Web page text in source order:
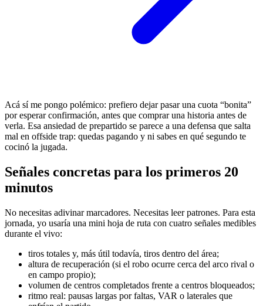
Acá sí me pongo polémico: prefiero dejar pasar una cuota “bonita”
por esperar confirmación, antes que comprar una historia antes de
verla. Esa ansiedad de prepartido se parece a una defensa que salta
mal en offside trap: quedas pagando y ni sabes en qué segundo te
cocinó la jugada.
Señales concretas para los primeros 20
minutos
No necesitas adivinar marcadores. Necesitas leer patrones. Para esta
jornada, yo usaría una mini hoja de ruta con cuatro señales medibles
durante el vivo:
tiros totales y, más útil todavía, tiros dentro del área;
altura de recuperación (si el robo ocurre cerca del arco rival o
en campo propio);
volumen de centros completados frente a centros bloqueados;
ritmo real: pausas largas por faltas, VAR o laterales que